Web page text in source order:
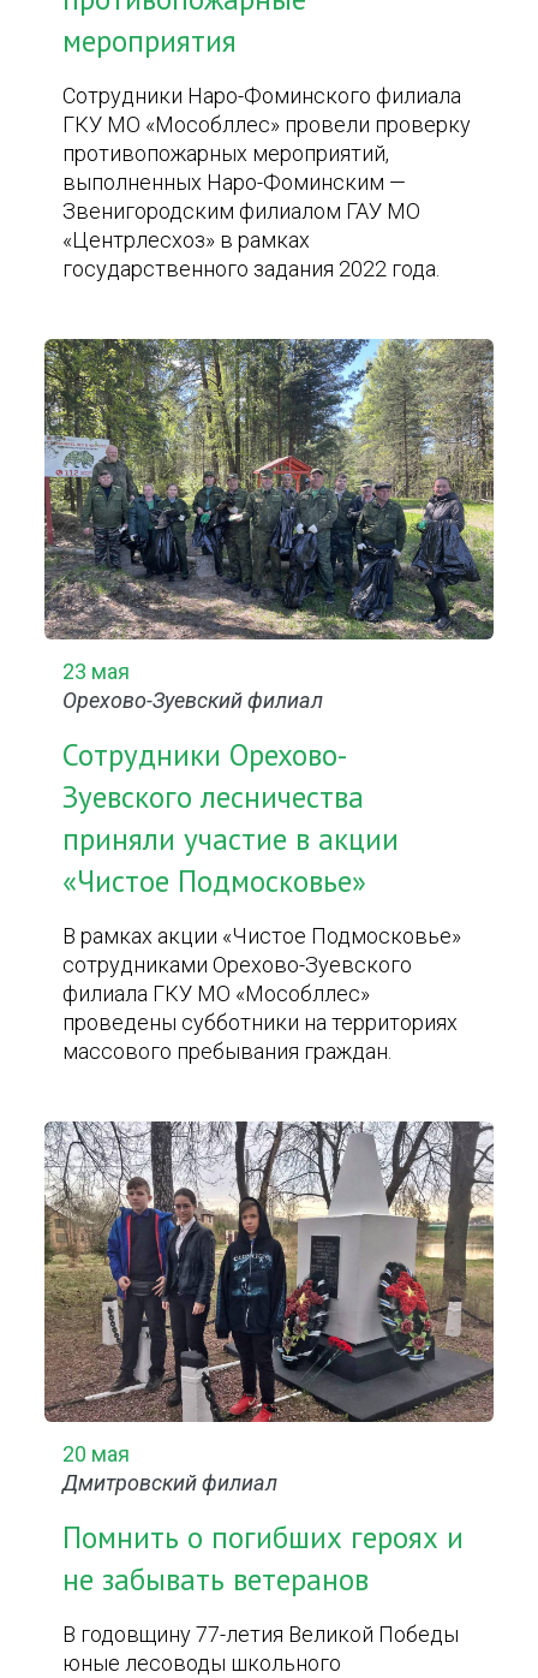
мероприятия
Сотрудники Наро-Фоминского филиала
ГКУ МО «Мособллес» провели проверку
противопожарных мероприятий,
выполненных Наро-Фоминским —
Звенигородским филиалом ГАУ МО
«Центрлесхоз» в рамках
государственного задания 2022 года.
23 мая
Орехово-Зуевский филиал
Сотрудники Орехово-
Зуевского лесничества
приняли участие в акции
«Чистое Подмосковье»
В рамках акции «Чистое Подмосковье»
сотрудниками Орехово-Зуевского
филиала ГКУ МО «Мособллес»
проведены субботники на территориях
массового пребывания граждан.
20 мая
Дмитровский филиал
Помнить о погибших героях и
не забывать ветеранов
В годовщину 77-летия Великой Победы
юные лесоводы школьного